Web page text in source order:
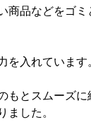
商品などをゴミ
を入れています
もとスムーズ
ました。